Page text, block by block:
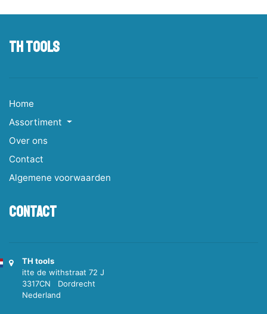
TH tools
Home
Assortiment
Over ons
Contact
Algemene voorwaarden
Contact
TH tools
itte de withstraat 72 J
3317CN Dordrecht
Nederland